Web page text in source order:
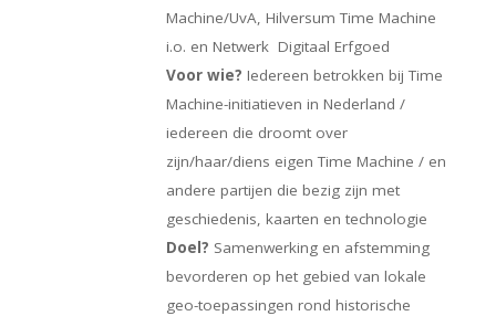
Machine/UvA, Hilversum Time Machine
i.o. en Netwerk Digitaal Erfgoed
Voor wie? Iedereen betrokken bij Time
Machine-initiatieven in Nederland /
iedereen die droomt over
zijn/haar/diens eigen Time Machine / en
andere partijen die bezig zijn met
geschiedenis, kaarten en technologie
Doel? Samenwerking en afstemming
bevorderen op het gebied van lokale
geo-toepassingen rond historische